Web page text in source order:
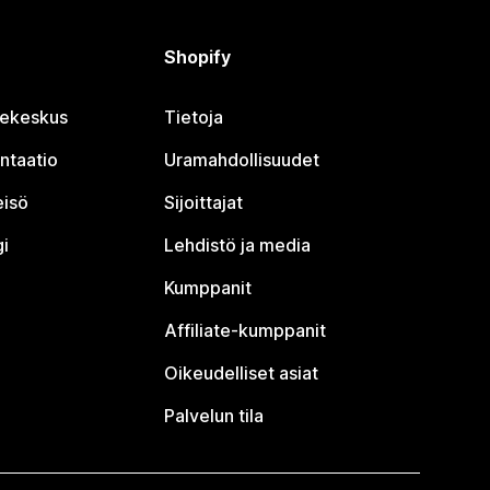
Shopify
Tietoja
Uramahdollisuudet
Sijoittajat
Lehdistö ja media
Kumppanit
Affiliate-kumppanit
Oikeudelliset asiat
Palvelun tila